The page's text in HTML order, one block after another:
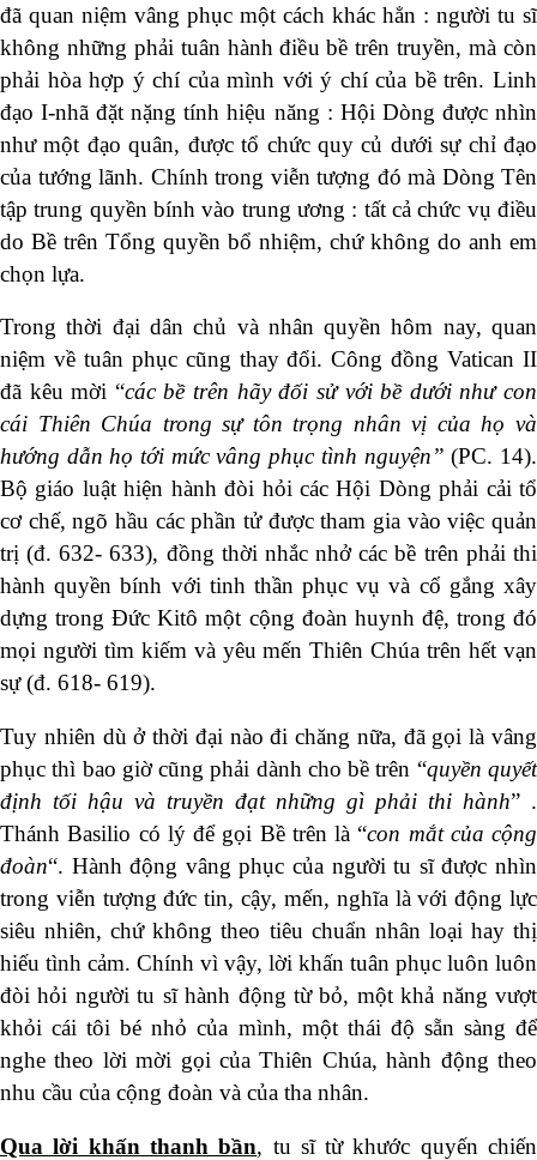
đã quan niệm vâng phục một cách khác hẳn : người tu sĩ
không những phải tuân hành điều bề trên truyền, mà còn
phải hòa hợp ý chí của mình với ý chí của bề trên. Linh
đạo I-nhã đặt nặng tính hiệu năng : Hội Dòng được nhìn
như một đạo quân, được tổ chức quy củ dưới sự chỉ đạo
của tướng lãnh. Chính trong viễn tượng đó mà Dòng Tên
tập trung quyền bính vào trung ương : tất cả chức vụ điều
do Bề trên Tổng quyền bổ nhiệm, chứ không do anh em
chọn lựa.
Trong thời đại dân chủ và nhân quyền hôm nay, quan
niệm về tuân phục cũng thay đổi. Công đồng Vatican II
đã kêu mời “các bề trên hãy đối sử với bề dưới như con
cái Thiên Chúa trong sự tôn trọng nhân vị của họ và
hướng dẫn họ tới mức vâng phục tình nguyện” (PC. 14).
Bộ giáo luật hiện hành đòi hỏi các Hội Dòng phải cải tổ
cơ chế, ngõ hầu các phần tử được tham gia vào việc quản
trị (đ. 632- 633), đồng thời nhắc nhở các bề trên phải thi
hành quyền bính với tinh thần phục vụ và cố gắng xây
dựng trong Đức Kitô một cộng đoàn huynh đệ, trong đó
mọi người tìm kiếm và yêu mến Thiên Chúa trên hết vạn
sự (đ. 618- 619).
Tuy nhiên dù ở thời đại nào đi chăng nữa, đã gọi là vâng
phục thì bao giờ cũng phải dành cho bề trên “quyền quyết
định tối hậu và truyền đạt những gì phải thi hành” .
Thánh Basilio có lý để gọi Bề trên là “con mắt của cộng
đoàn“. Hành động vâng phục của người tu sĩ được nhìn
trong viễn tượng đức tin, cậy, mến, nghĩa là với động lực
siêu nhiên, chứ không theo tiêu chuẩn nhân loại hay thị
hiếu tình cảm. Chính vì vậy, lời khấn tuân phục luôn luôn
đòi hỏi người tu sĩ hành động từ bỏ, một khả năng vượt
khỏi cái tôi bé nhỏ của mình, một thái độ sẵn sàng để
nghe theo lời mời gọi của Thiên Chúa, hành động theo
nhu cầu của cộng đoàn và của tha nhân.
Qua lời khấn thanh bần, tu sĩ từ khước quyến chiến